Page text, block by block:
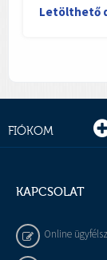
Letölthető
FIÓKOM
KAPCSOLAT
Online